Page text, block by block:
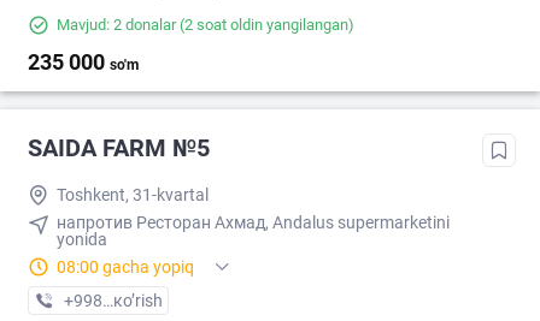
Mavjud: 2 donalar(2 soat oldin yangilangan)
235 000 so'm
SAIDA FARM №5
Toshkent, 31-kvartal
напротив Ресторан Ахмад, Andalus supermarketini
yonida
08:00 gacha yopiq
+998 (71) XXX-XX-XX
кo’rish